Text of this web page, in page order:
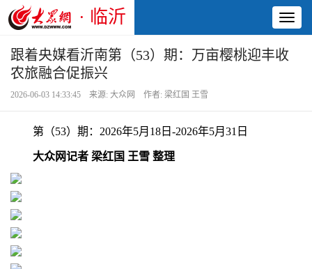
· 临沂
跟着央媒看沂南第（53）期：万亩樱桃迎丰收
农旅融合促振兴
2026-06-03 14:33:45 来源: 大众网 作者: 梁红国 王雪
第（53）期：2026年5月18日-2026年5月31日
大众网记者 梁红国 王雪 整理